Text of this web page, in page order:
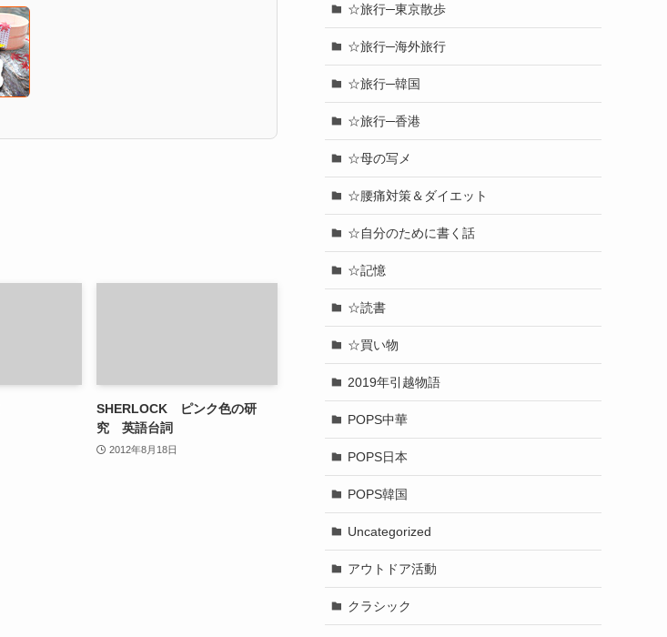
SHERLOCK ピンク色の研
究 英語台詞
2012年8月18日
☆旅行─東京散歩
☆旅行─海外旅行
☆旅行─韓国
☆旅行─香港
☆母の写メ
☆腰痛対策＆ダイエット
☆自分のために書く話
☆記憶
☆読書
☆買い物
2019年引越物語
POPS中華
POPS日本
POPS韓国
Uncategorized
アウトドア活動
クラシック